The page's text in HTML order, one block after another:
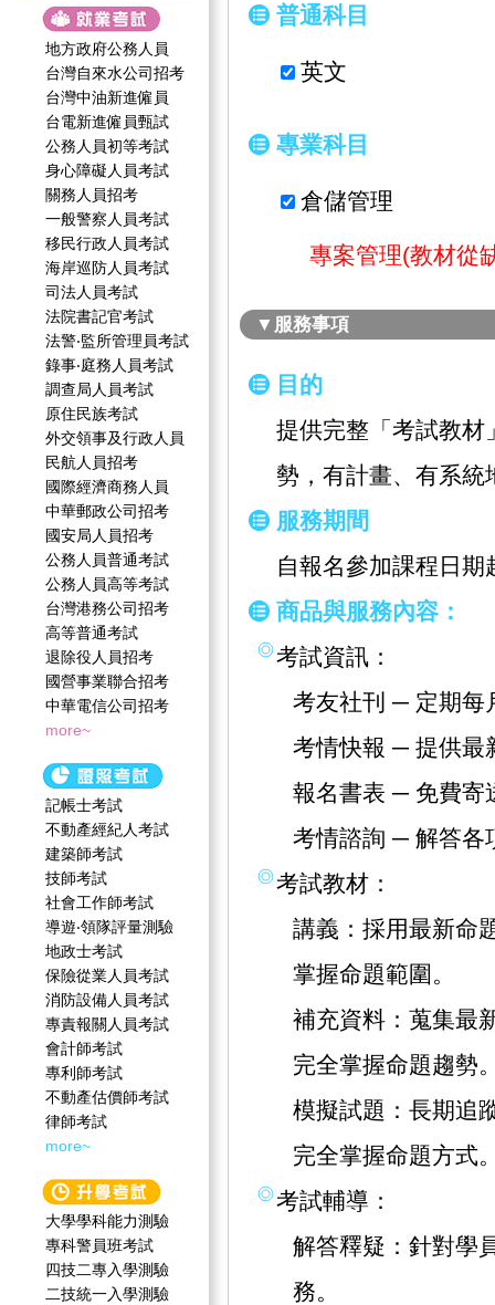
地方政府公務人員
台灣自來水公司招考
台灣中油新進僱員
台電新進僱員甄試
公務人員初等考試
身心障礙人員考試
關務人員招考
一般警察人員考試
移民行政人員考試
海岸巡防人員考試
司法人員考試
法院書記官考試
法警‧監所管理員考試
錄事‧庭務人員考試
調查局人員考試
原住民族考試
外交領事及行政人員
民航人員招考
國際經濟商務人員
中華郵政公司招考
國安局人員招考
公務人員普通考試
公務人員高等考試
台灣港務公司招考
高等普通考試
退除役人員招考
國營事業聯合招考
中華電信公司招考
more~
記帳士考試
不動產經紀人考試
建築師考試
技師考試
社會工作師‍考試
導遊‧領隊評量測驗
地政士考試
保險從業人員考試
消防設備人員考試
專責報關人員考試
會計師考試
專利師考試
不動產估價師考試
律師考試
more~
大學學科能力測驗
專科警員班考試
四技二專入學測驗
二技統一入學測驗
普通科目
英文
專業科目
倉儲管理
專案管理(教材從
▼服務事項
目的
提供完整「考試教材
勢，有計畫、有系統
服務期間
自報名參加課程日
商品與服務內容：
考試資訊：
考友社刊 ─ 定期每
考情快報 ─ 提供最
報名書表 ─ 免費寄
考情諮詢 ─ 解答各
考試教材：
講義：採用最新命
掌握命題範圍。
補充資料：蒐集最
完全掌握命題趨勢
模擬試題：長期追
完全掌握命題方式
考試輔導：
解答釋疑：針對學
務。